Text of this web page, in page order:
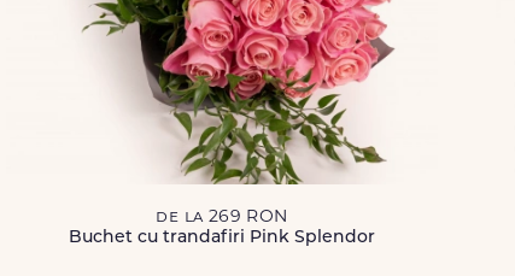
de la 269 RON
Buchet cu trandafiri Pink Splendor